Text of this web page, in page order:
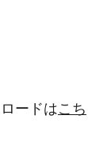
ードはこち